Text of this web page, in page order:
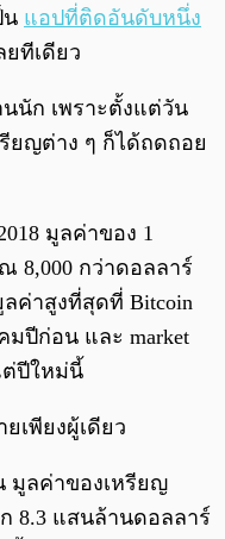
น แอปที่ติดอันดับหนึ่ง
ยทีเดียว
นัก เพราะตั้งแต่วัน
ยญต่าง ๆ ก็ได้ถดถอย
มูลค่าของ 1
8,000 กว่าดอลลาร์
ค่าสูงที่สุดที่ Bitcoin
มปีก่อน และ market
ต่ปีใหม่นี้
เพียงผู้เดียว
มูลค่าของเหรียญ
8.3 แสนล้านดอลลาร์